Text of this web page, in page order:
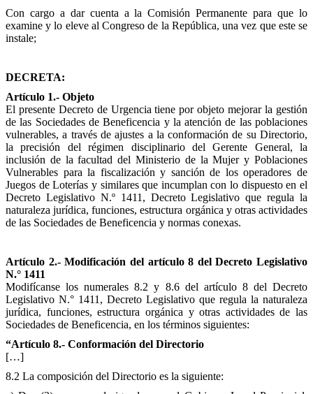
Con cargo a dar cuenta a la Comisión Permanente para que lo
examine y lo eleve al Congreso de la República, una vez que este se
instale;
DECRETA:
Artículo 1.- Objeto
El presente Decreto de Urgencia tiene por objeto mejorar la gestión
de las Sociedades de Beneficencia y la atención de las poblaciones
vulnerables, a través de ajustes a la conformación de su Directorio,
la precisión del régimen disciplinario del Gerente General, la
inclusión de la facultad del Ministerio de la Mujer y Poblaciones
Vulnerables para la fiscalización y sanción de los operadores de
Juegos de Loterías y similares que incumplan con lo dispuesto en el
Decreto Legislativo N.º 1411, Decreto Legislativo que regula la
naturaleza jurídica, funciones, estructura orgánica y otras actividades
de las Sociedades de Beneficencia y normas conexas.
Artículo 2.- Modificación del artículo 8 del Decreto Legislativo
N.° 1411
Modifícanse los numerales 8.2 y 8.6 del artículo 8 del Decreto
Legislativo N.° 1411, Decreto Legislativo que regula la naturaleza
jurídica, funciones, estructura orgánica y otras actividades de las
Sociedades de Beneficencia, en los términos siguientes:
“Artículo 8.- Conformación del Directorio
[…]
8.2 La composición del Directorio es la siguiente: